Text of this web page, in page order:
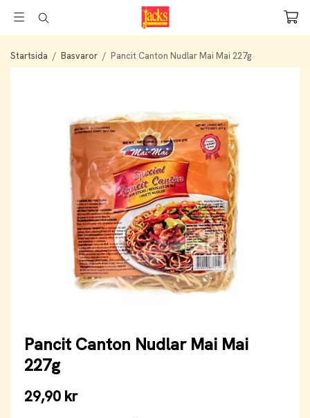
Startsida / Basvaror / Pancit Canton Nudlar Mai Mai 227g
Pancit Canton Nudlar Mai Mai
227g
29,90 kr